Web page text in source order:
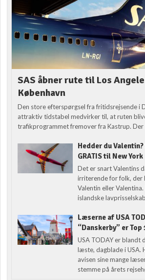
SAS åbner rute til Los
København
Den store efterspørgsel fra fritidsrejsende i
attraktiv tidstabel medvirker til, at ruten
trafikprogrammet fremover fra Kastrup. Der
Hedder du
GRATIS til New York
Det er snart Valentins
irriterende for folk, der
Valentin eller
islandske
Læserne af USA
“Danskerby” er Top
USA TODAY er blandt
læste, dagblade i USA.
avisen sine mange
stemme på årets